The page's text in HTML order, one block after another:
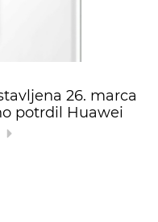
26. marca
potrdil Huawei